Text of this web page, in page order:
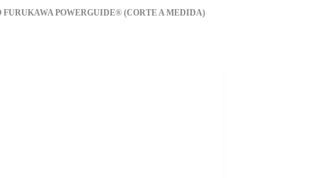
POWERGUIDE® (CORTE A MEDIDA)